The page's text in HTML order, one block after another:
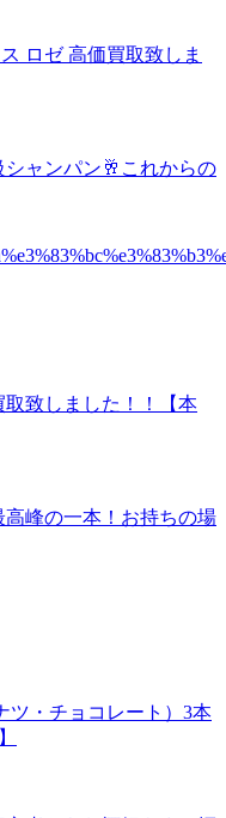
ロゼ 高価買取致しま
ャンパン🥂これからの
取致しました！！【本
峰の一本！お持ちの場
ツ・チョコレート）3本